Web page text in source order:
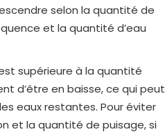
selon la quantité de
et la quantité d’eau
supérieure à la quantité
d’être en baisse, ce qui peut
eaux restantes. Pour éviter
et la quantité de puisage, si